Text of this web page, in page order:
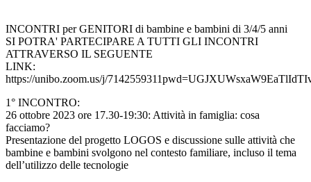
INCONTRI per GENITORI di bambine e bambini di 3/4/5 anni
SI POTRA' PARTECIPARE A TUTTI GLI INCONTRI
ATTRAVERSO IL SEGUENTE
LINK:
https://unibo.zoom.us/j/
1° INCONTRO:
26 ottobre 2023 ore 17.30-19:30: Attività in famiglia: cosa
facciamo?
Presentazione del progetto LOGOS e discussione sulle attività che
bambine e bambini svolgono nel contesto familiare, incluso il tema
dell’utilizzo delle tecnologie